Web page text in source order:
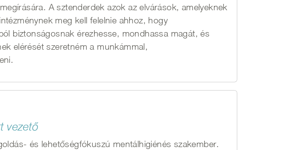
A sztenderdek azok az elvárások, amelyeknek
meg kell felelnie ahhoz, hogy
biztonságosnak érezhesse, mondhassa magát, és
elérését szeretném a munkámmal,
vezető
és lehetőségfókuszú mentálhigiénés szakember.